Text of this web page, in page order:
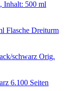
Dreiturm
Orig.